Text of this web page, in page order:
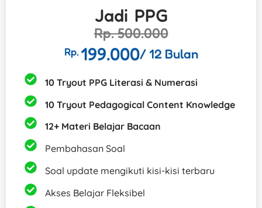
Jadi PPG
Rp. 500.000
Rp. 199.000/ 12 Bulan
10 Tryout PPG Literasi & Numerasi
10 Tryout Pedagogical Content Knowledge
12+ Materi Belajar Bacaan
Pembahasan Soal
Soal update​ mengikuti kisi-kisi terbaru
Akses Belajar Fleksibel